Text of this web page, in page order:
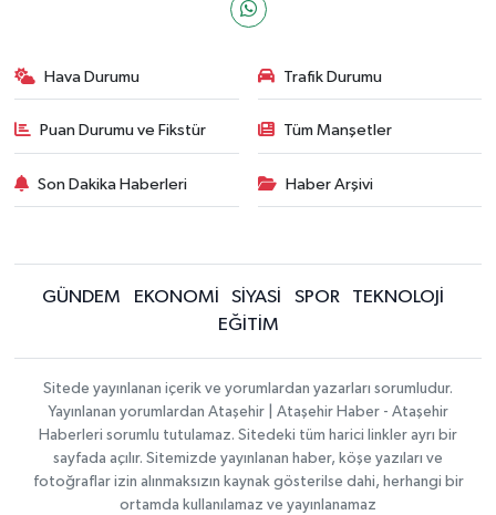
Hava Durumu Trafik Durumu
Puan Durumu ve Fikstür Tüm Manşetler
Son Dakika Haberleri Haber Arşivi
GÜNDEM EKONOMİ SİYASİ SPOR
TEKNOLOJİ
EĞİTİM
Sitede yayınlanan içerik ve yorumlardan yazarları sorumludur.
Yayınlanan yorumlardan Ataşehir | Ataşehir Haber - Ataşehir
Haberleri sorumlu tutulamaz. Sitedeki tüm harici linkler ayrı bir
sayfada açılır. Sitemizde yayınlanan haber, köşe yazıları ve
fotoğraflar izin alınmaksızın kaynak gösterilse dahi, herhangi bir
ortamda kullanılamaz ve yayınlanamaz